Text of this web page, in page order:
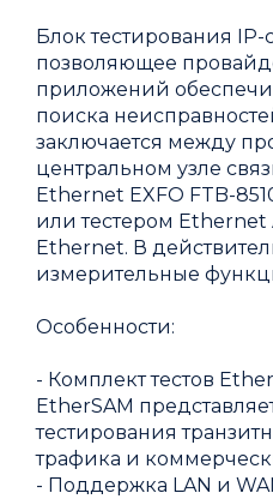
Блок тестирования IP-
позволяющее
приложений
поиска
заключается между
центральном узле
Ethernet EXFO FTB-
или тестером Ethernet
Ethernet. В
измерительные
Особенности:
- Комплект тестов
EtherSAM
тестирования
трафика и
- Поддержка LAN и